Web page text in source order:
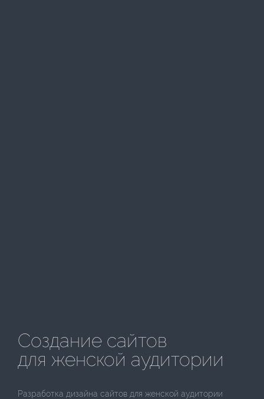
Создание сайтов
для женской аудитории
Разработка дизайна сайтов для женской аудитории